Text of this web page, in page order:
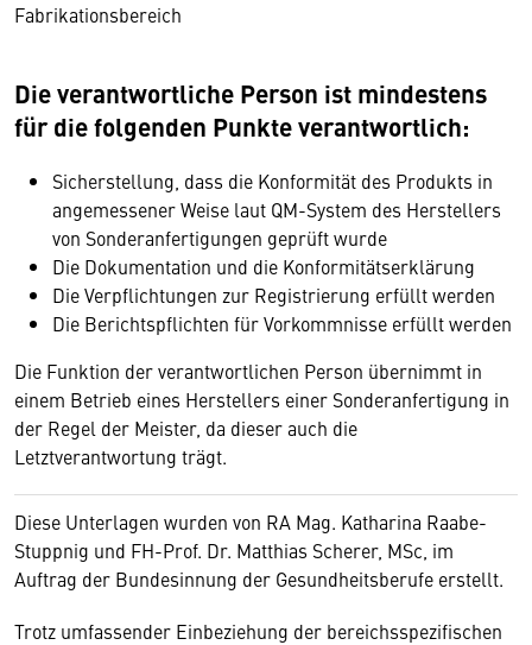
Fabrikationsbereich
Die verantwortliche Person ist mindestens
für die folgenden Punkte verantwortlich:
Sicherstellung, dass die Konformität des Produkts in
angemessener Weise laut QM-System des Herstellers
von Sonderanfertigungen geprüft wurde
Die Dokumentation und die Konformitätserklärung
Die Verpflichtungen zur Registrierung erfüllt werden
Die Berichtspflichten für Vorkommnisse erfüllt werden
Die Funktion der verantwortlichen Person übernimmt in
einem Betrieb eines Herstellers einer Sonderanfertigung in
der Regel der Meister, da dieser auch die
Letztverantwortung trägt.
Diese Unterlagen wurden von RA Mag. Katharina Raabe-
Stuppnig und FH-Prof. Dr. Matthias Scherer, MSc, im
Auftrag der Bundesinnung der Gesundheitsberufe erstellt.
Trotz umfassender Einbeziehung der bereichsspezifischen